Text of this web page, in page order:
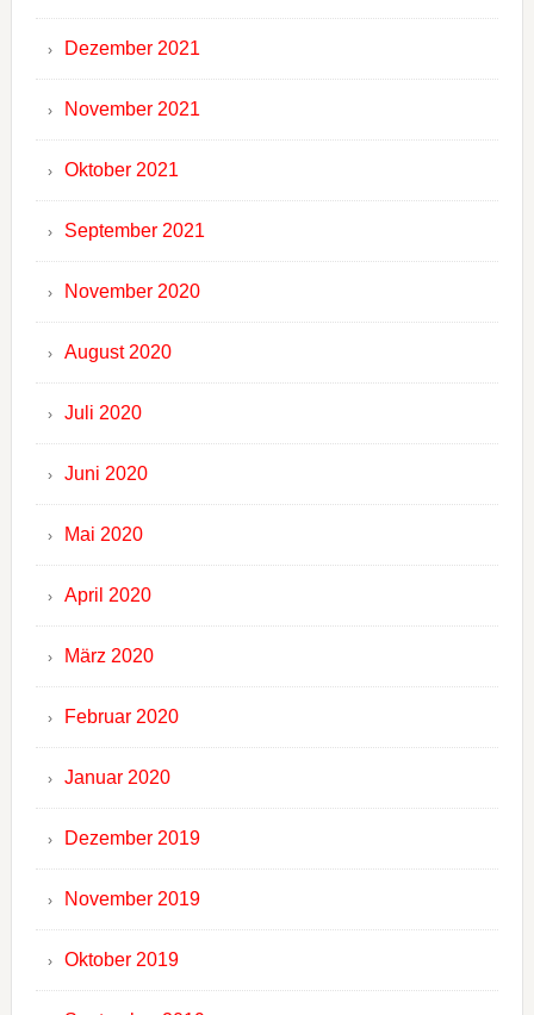
Dezember 2021
November 2021
Oktober 2021
September 2021
November 2020
August 2020
Juli 2020
Juni 2020
Mai 2020
April 2020
März 2020
Februar 2020
Januar 2020
Dezember 2019
November 2019
Oktober 2019